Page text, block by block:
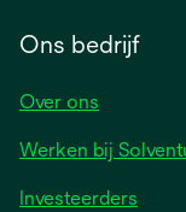
Ons bedrijf
Over ons
Werken bij
Investeerders